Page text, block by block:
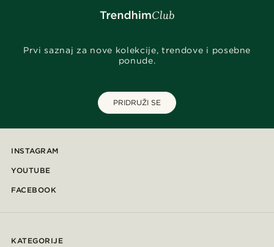
Prvi saznaj za nove kolekcije, trendove i posebne
ponude.
PRIDRUŽI SE
INSTAGRAM
YOUTUBE
FACEBOOK
KATEGORIJE